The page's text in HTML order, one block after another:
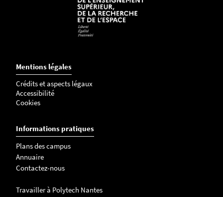
Mentions légales
Crédits et aspects légaux
Accessibilité
Cookies
Informations pratiques
Plans des campus
Annuaire
Contactez-nous
Travailler à Polytech Nantes